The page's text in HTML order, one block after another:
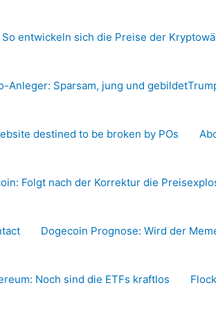
So entwickeln sich die Preise der
Anleger: Sparsam, jung und gebildet
destined to be broken by POs
Folgt nach der Korrektur die
Dogecoin Prognose: Wird der
Noch sind die ETFs kraftlos